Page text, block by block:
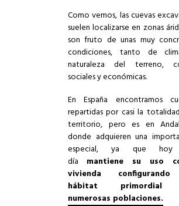
Como vemos, las cuevas
suelen localizarse en zonas
son fruto de unas muy
condiciones, tanto de
naturaleza del terreno,
sociales y económicas.
En España encontramos
repartidas por casi la
territorio, pero es en
donde adquieren una
especial, ya que
día mantiene su uso
vivienda
hábitat primordial
numerosas poblaciones.